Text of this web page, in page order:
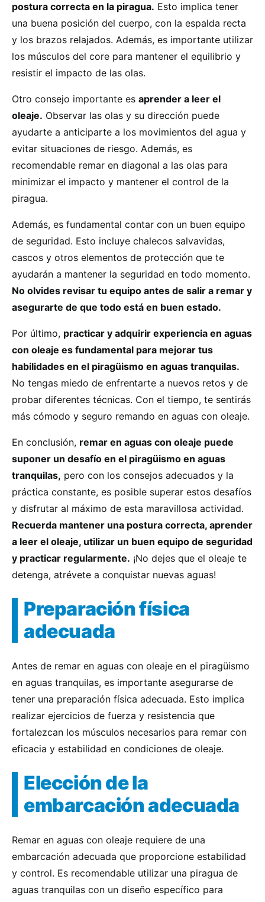
postura correcta en la piragua. Esto implica tener
una buena posición del cuerpo, con la espalda recta
y los brazos relajados. Además, es importante utilizar
los músculos del core para mantener el equilibrio y
resistir el impacto de las olas.
Otro consejo importante es aprender a leer el
oleaje. Observar las olas y su dirección puede
ayudarte a anticiparte a los movimientos del agua y
evitar situaciones de riesgo. Además, es
recomendable remar en diagonal a las olas para
minimizar el impacto y mantener el control de la
piragua.
Además, es fundamental contar con un buen equipo
de seguridad. Esto incluye chalecos salvavidas,
cascos y otros elementos de protección que te
ayudarán a mantener la seguridad en todo momento.
No olvides revisar tu equipo antes de salir a remar y
asegurarte de que todo está en buen estado.
Por último, practicar y adquirir experiencia en aguas
con oleaje es fundamental para mejorar tus
habilidades en el piragüismo en aguas tranquilas.
No tengas miedo de enfrentarte a nuevos retos y de
probar diferentes técnicas. Con el tiempo, te sentirás
más cómodo y seguro remando en aguas con oleaje.
En conclusión, remar en aguas con oleaje puede
suponer un desafío en el piragüismo en aguas
tranquilas, pero con los consejos adecuados y la
práctica constante, es posible superar estos desafíos
y disfrutar al máximo de esta maravillosa actividad.
Recuerda mantener una postura correcta, aprender
a leer el oleaje, utilizar un buen equipo de seguridad
y practicar regularmente. ¡No dejes que el oleaje te
detenga, atrévete a conquistar nuevas aguas!
Preparación física
adecuada
Antes de remar en aguas con oleaje en el piragüismo
en aguas tranquilas, es importante asegurarse de
tener una preparación física adecuada. Esto implica
realizar ejercicios de fuerza y resistencia que
fortalezcan los músculos necesarios para remar con
eficacia y estabilidad en condiciones de oleaje.
Elección de la
embarcación adecuada
Remar en aguas con oleaje requiere de una
embarcación adecuada que proporcione estabilidad
y control. Es recomendable utilizar una piragua de
aguas tranquilas con un diseño específico para